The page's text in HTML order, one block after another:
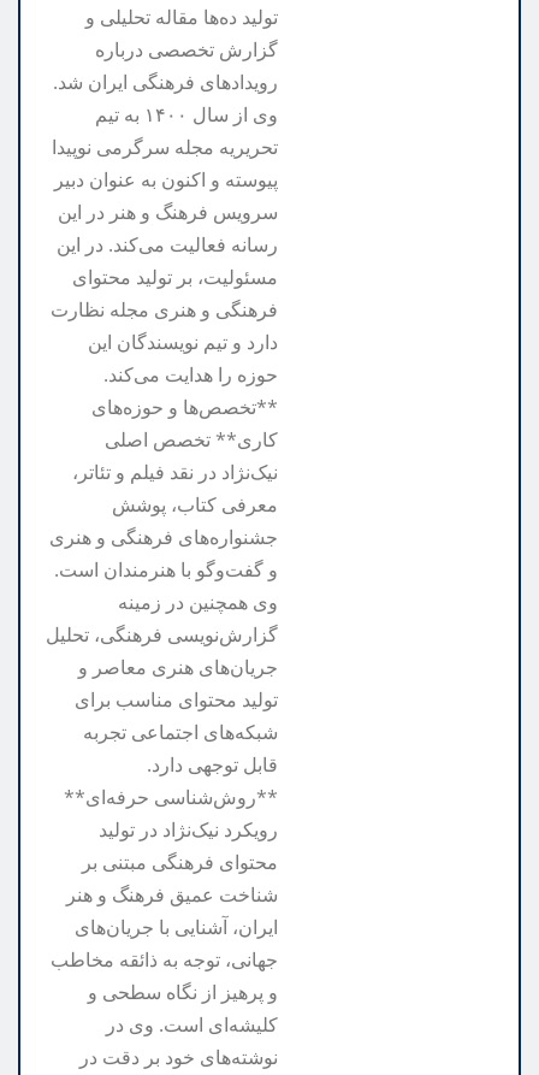
تولید ده‌ها مقاله تحلیلی و
گزارش تخصصی درباره
رویدادهای فرهنگی ایران شد.
وی از سال ۱۴۰۰ به تیم
تحریریه مجله سرگرمی نوپیدا
پیوسته و اکنون به عنوان دبیر
سرویس فرهنگ و هنر در این
رسانه فعالیت می‌کند. در این
مسئولیت، بر تولید محتوای
فرهنگی و هنری مجله نظارت
دارد و تیم نویسندگان این
حوزه را هدایت می‌کند.
**تخصص‌ها و حوزه‌های
کاری** تخصص اصلی
نیک‌نژاد در نقد فیلم و تئاتر،
معرفی کتاب، پوشش
جشنواره‌های فرهنگی و هنری
و گفت‌وگو با هنرمندان است.
وی همچنین در زمینه
گزارش‌نویسی فرهنگی، تحلیل
جریان‌های هنری معاصر و
تولید محتوای مناسب برای
شبکه‌های اجتماعی تجربه
قابل توجهی دارد.
**روش‌شناسی حرفه‌ای**
رویکرد نیک‌نژاد در تولید
محتوای فرهنگی مبتنی بر
شناخت عمیق فرهنگ و هنر
ایران، آشنایی با جریان‌های
جهانی، توجه به ذائقه مخاطب
و پرهیز از نگاه سطحی و
کلیشه‌ای است. وی در
نوشته‌های خود بر دقت در